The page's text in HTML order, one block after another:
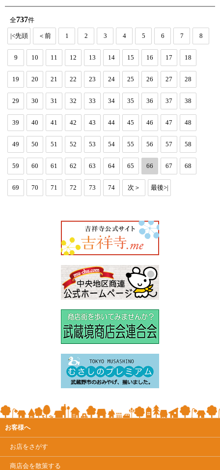
全737件
|<先頭 ＜前 1 2 3 4 5 6 7 8
9 10 11 12 13 14 15 16 17 18
19 20 21 22 23 24 25 26 27 28
29 30 31 32 33 34 35 36 37 38
39 40 41 42 43 44 45 46 47 48
49 50 51 52 53 54 55 56 57 58
59 60 61 62 63 64 65 66 67 68
69 70 71 72 73 74 次＞ 最後>|
お客様へ
お店をさがす
商店会を散策する